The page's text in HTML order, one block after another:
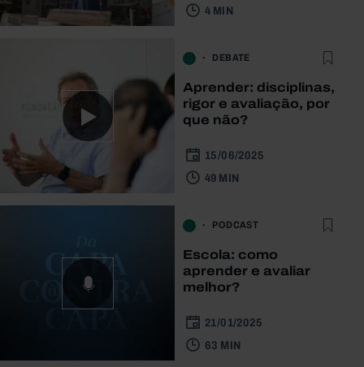
4 MIN
DEBATE
Aprender: disciplinas,
rigor e avaliação, por
que não?
15/06/2025
49 MIN
PODCAST
Escola: como
aprender e avaliar
melhor?
21/01/2025
63 MIN